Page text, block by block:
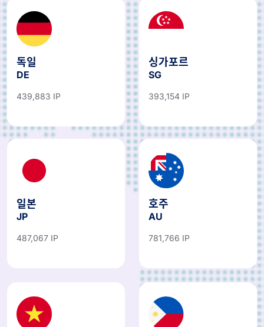
독일
DE
439,883 IP
싱가포르
SG
393,154 IP
일본
JP
487,067 IP
호주
AU
781,766 IP